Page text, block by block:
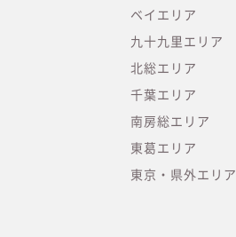
ベイエリア
九十九里エリア
北総エリア
千葉エリア
南房総エリア
東葛エリア
東京・県外エリア